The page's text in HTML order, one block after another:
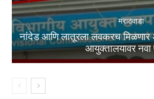
मराठवाडा
नांदेड आणि लातूरला लवकरच
आयुक्तालयावर नवा